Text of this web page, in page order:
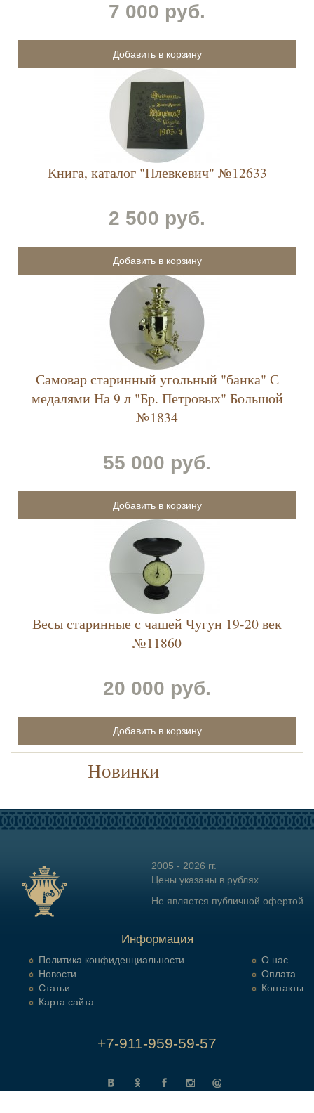
7 000 руб.
Книга, каталог "Плевкевич" №12633
2 500 руб.
Самовар старинный угольный "банка" С
медалями На 9 л "Бр. Петровых" Большой
№1834
55 000 руб.
Весы старинные с чашей Чугун 19-20 век
№11860
20 000 руб.
Новинки
2005 - 2026 гг.
Цены указаны в рублях
Не является публичной офертой
Информация
Политика конфиденциальности
Новости
Статьи
Карта сайта
О нас
Оплата
Контакты
+7-911-959-59-57